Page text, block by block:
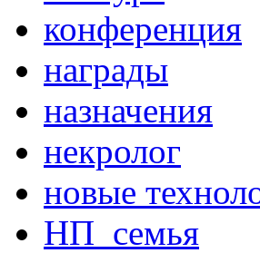
конференция
награды
назначения
некролог
новые
НП_семья